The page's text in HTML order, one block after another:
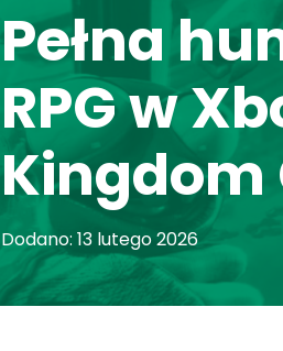
Pełna
RPG w
Kingdom
Dodano: 13 lutego 2026